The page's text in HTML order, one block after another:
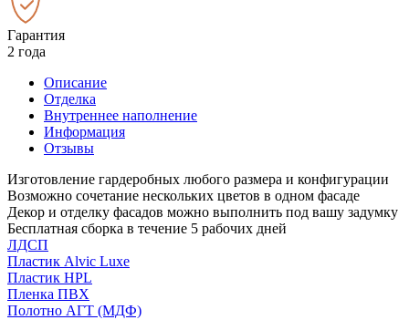
Гарантия
2 года
Описание
Отделка
Внутреннее наполнение
Информация
Отзывы
Изготовление гардеробных любого размера и конфигурации
Возможно сочетание нескольких цветов в одном фасаде
Декор и отделку фасадов можно выполнить под вашу задумку
Бесплатная сборка в течение 5 рабочих дней
ЛДСП
Пластик Alvic Luxe
Пластик HPL
Пленка ПВХ
Полотно АГТ (МДФ)